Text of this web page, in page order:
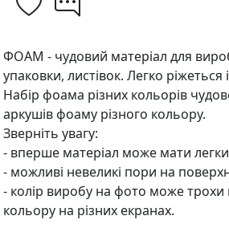
ФОАМ - чудовий матеріал для
упаковки, листівок. Легко ріжеться
Набір фоама різних кольорів
аркушів фоаму різного кольору.
Зверніть увагу:
- вперше матеріал може мати
- можливі невеликі пори на
- колір виробу на фото може трохи
кольору на різних екранах.